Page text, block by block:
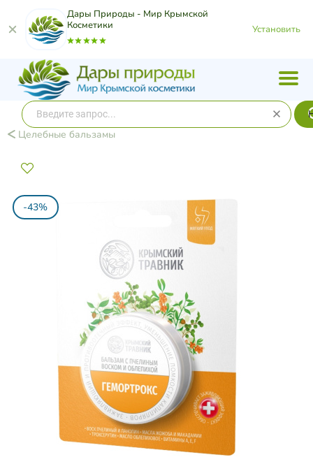
Дары Природы - Мир Крымской
Косметики
Установить
Целебные бальзамы
-43%